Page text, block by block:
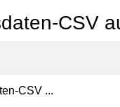
CSV
CSV ...